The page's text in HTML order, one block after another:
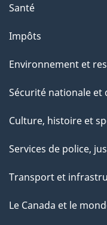
Santé
Impôts
Environnement et
Sécurité nationale et
Culture, histoire et
Services de police,
Transport et
Le Canada et le